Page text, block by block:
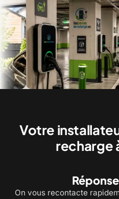
Votre
recharge
On vous recontacte